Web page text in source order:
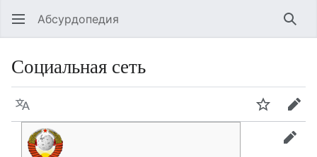
Абсурдопедия
Социальная сеть
Язык